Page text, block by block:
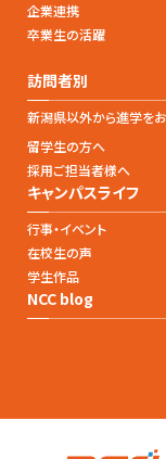
企業連携
卒業生の活躍
訪問者別
新潟県以外から進学を
留学生の方へ
採用ご担当者様へ
キャンパスライフ
行事・イベント
在校生の声
学生作品
NCC blog